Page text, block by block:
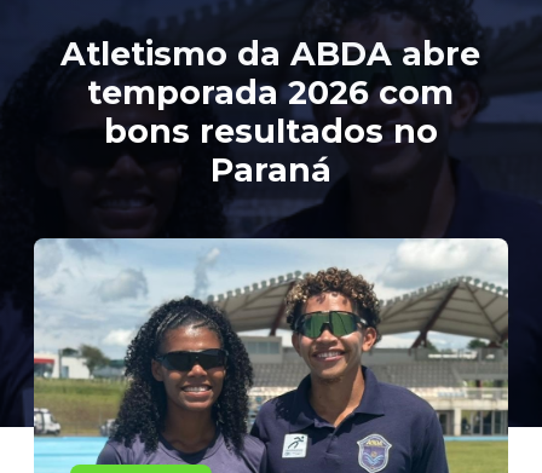
Atletismo da ABDA abre
temporada 2026 com
bons resultados no
Paraná